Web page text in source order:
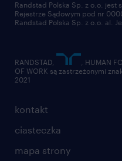
kontakt
ciasteczka
mapa strony
Randstad Polska Sp. z o.o. jest
Rejestrze Sądowym pod nr
Randstad Polska Sp. z o.o. al.
RANDSTAD,
, HUMAN
OF WORK są zastrzeżonymi
2021